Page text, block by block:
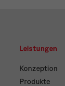
Leistungen
Konzeption
Produkte